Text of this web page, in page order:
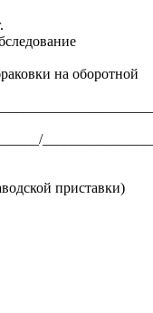
на оборотной
приставки)